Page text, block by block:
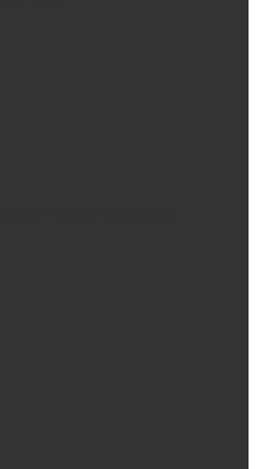
ES Jurassic SU